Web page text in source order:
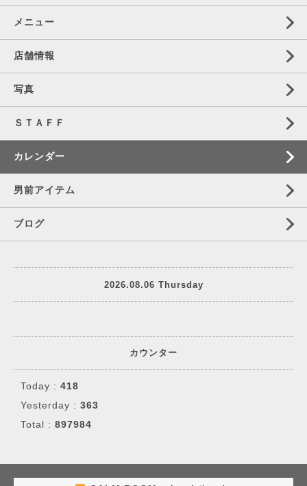
メニュー
店舗情報
写真
ＳＴＡＦＦ
カレンダー
男前アイテム
ブログ
2026.08.06 Thursday
カウンター
Today : 418
Yesterday : 363
Total : 897984